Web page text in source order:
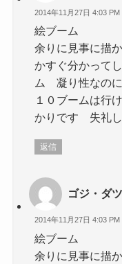
2014年11月27日 4:03 PM
絵ブーム
余りに見事に描
かすぐ分かって
ム 凝り性なの
１０ブームは行
かりです 失礼
返信
ゴジ・ダ
2014年11月27日 4:03 PM
絵ブーム
余りに見事に描